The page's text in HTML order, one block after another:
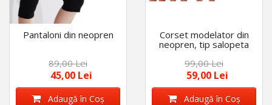
Pantaloni din neopren
89,00 Lei
45,00 Lei
Adaugă în Coş
Corset modelator din
neopren, tip salopeta
99,00 Lei
59,00 Lei
Adaugă în Coş